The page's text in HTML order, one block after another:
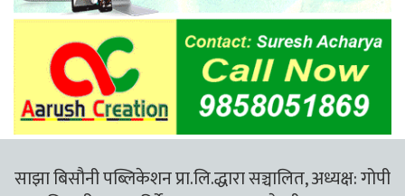
साझा बिसौनी पब्लिकेशन प्रा.लि.द्धारा सञ्चालित, अध्यक्ष: गोपी